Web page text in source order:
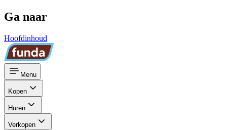
Ga naar
Hoofdinhoud
Menu
Kopen
Huren
Verkopen